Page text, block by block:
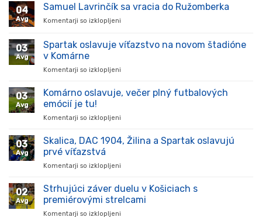
04
Avg
Samuel Lavrinčík sa vracia do Ružomberka
Komentarji so izklopljeni
Lavrinčík
sa
03
Avg
Spartak oslavuje víťazstvo na novom štadióne
v Komárne
Komentarji so izklopljeni
oslavuje
v
03
Avg
Komárno oslavuje, večer plný futbalových
emócií je tu!
Komentarji so izklopljeni
oslavuje,
je
tu!
03
Avg
Skalica, DAC 1904, Žilina a Spartak oslavujú
prvé víťazstvá
Komentarji so izklopljeni
DAC
1904,
Žilina
02
Avg
Strhujúci záver duelu v Košiciach s
premiérovými strelcami
Komentarji so izklopljeni